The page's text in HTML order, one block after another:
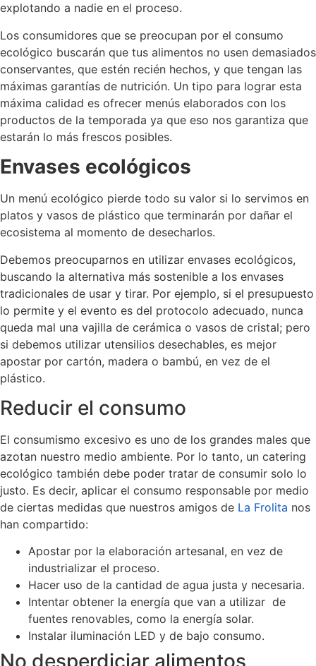
explotando a nadie en el proceso.
Los consumidores que se preocupan por el consumo
ecológico buscarán que tus alimentos no usen demasiados
conservantes, que estén recién hechos, y que tengan las
máximas garantías de nutrición. Un tipo para lograr esta
máxima calidad es ofrecer menús elaborados con los
productos de la temporada ya que eso nos garantiza que
estarán lo más frescos posibles.
Envases ecológicos
Un menú ecológico pierde todo su valor si lo servimos en
platos y vasos de plástico que terminarán por dañar el
ecosistema al momento de desecharlos.
Debemos preocuparnos en utilizar envases ecológicos,
buscando la alternativa más sostenible a los envases
tradicionales de usar y tirar. Por ejemplo, si el presupuesto
lo permite y el evento es del protocolo adecuado, nunca
queda mal una vajilla de cerámica o vasos de cristal; pero
si debemos utilizar utensilios desechables, es mejor
apostar por cartón, madera o bambú, en vez de el
plástico.
Reducir el consumo
El consumismo excesivo es uno de los grandes males que
azotan nuestro medio ambiente. Por lo tanto, un catering
ecológico también debe poder tratar de consumir solo lo
justo. Es decir, aplicar el consumo responsable por medio
de ciertas medidas que nuestros amigos de La Frolita nos
han compartido:
Apostar por la elaboración artesanal, en vez de
industrializar el proceso.
Hacer uso de la cantidad de agua justa y necesaria.
Intentar obtener la energía que van a utilizar de
fuentes renovables, como la energía solar.
Instalar iluminación LED y de bajo consumo.